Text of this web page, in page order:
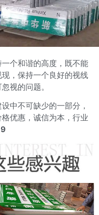
个和谐的高度，既不能
，保持一个良好的视线
视的问题。
中不可缺少的一部分，
优惠，诚信为本，行业